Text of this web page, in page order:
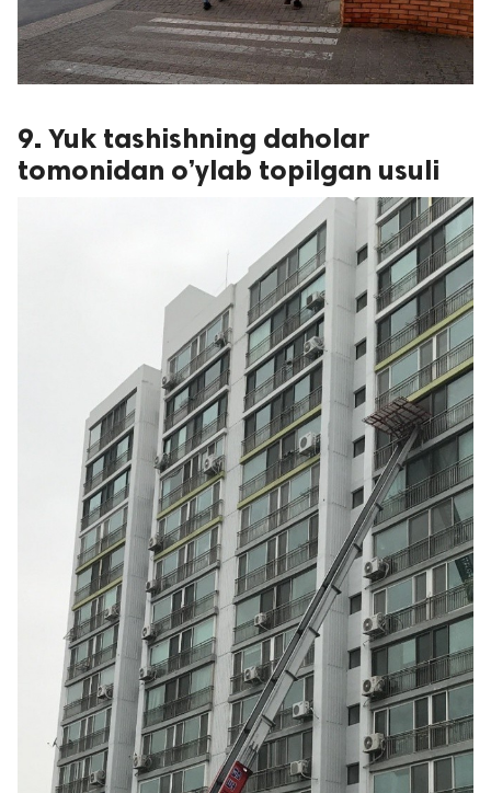
9. Yuk tashishning daholar
tomonidan o’ylab topilgan usuli